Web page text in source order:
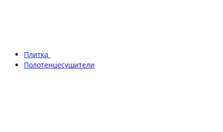
Плитка
Полотенцесушители